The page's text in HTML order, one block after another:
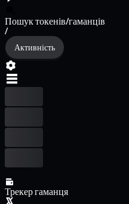
Пошук токенів/гаманців
/
Активність
Трекер гаманця